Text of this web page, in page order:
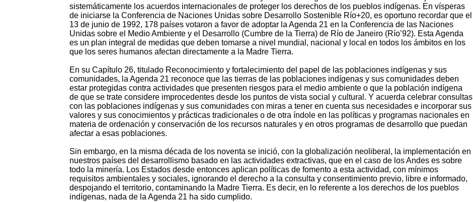
sistemáticamente los acuerdos internacionales de proteger los derechos de los pueblos indígenas. En vísperas
de iniciarse la Conferencia de Naciones Unidas sobre Desarrollo Sostenible Río+20, es oportuno recordar que el
13 de junio de 1992, 178 países votaron a favor de adoptar la Agenda 21 en la Conferencia de las Naciones
Unidas sobre el Medio Ambiente y el Desarrollo (Cumbre de la Tierra) de Río de Janeiro (Río’92). Esta Agenda
es un plan integral de medidas que deben tomarse a nivel mundial, nacional y local en todos los ámbitos en los
que los seres humanos afectan directamente a la Madre Tierra.
En su Capítulo 26, titulado Reconocimiento y fortalecimiento del papel de las poblaciones indígenas y sus
comunidades, la Agenda 21 reconoce que las tierras de las poblaciones indígenas y sus comunidades deben
estar protegidas contra actividades que presenten riesgos para el medio ambiente o que la población indígena
de que se trate considere improcedentes desde los puntos de vista social y cultural. Y acuerda celebrar consultas
con las poblaciones indígenas y sus comunidades con miras a tener en cuenta sus necesidades e incorporar sus
valores y sus conocimientos y prácticas tradicionales o de otra índole en las políticas y programas nacionales en
materia de ordenación y conservación de los recursos naturales y en otros programas de desarrollo que puedan
afectar a esas poblaciones.
Sin embargo, en la misma década de los noventa se inició, con la globalización neoliberal, la implementación en
nuestros países del desarrollismo basado en las actividades extractivas, que en el caso de los Andes es sobre
todo la minería. Los Estados desde entonces aplican políticas de fomento a esta actividad, con mínimos
requisitos ambientales y sociales, ignorando el derecho a la consulta y consentimiento previo, libre e informado,
despojando el territorio, contaminando la Madre Tierra. Es decir, en lo referente a los derechos de los pueblos
indígenas, nada de la Agenda 21 ha sido cumplido.